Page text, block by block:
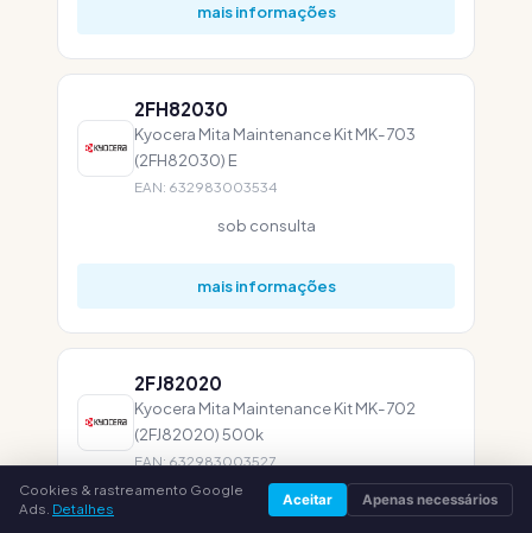
mais informações
2FH82030
Kyocera Mita Maintenance Kit MK-703
(2FH82030) E
EAN: 632983003534
sob consulta
mais informações
2FJ82020
Kyocera Mita Maintenance Kit MK-702
(2FJ82020) 500k
EAN: 632983003527
sob consulta
Cookies & rastreamento Google
Ads. Detalhes Aceitar Apenas necessários